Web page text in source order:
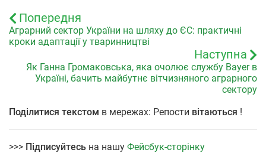
Попередня
Аграрний сектор України на шляху до ЄС: практичні
кроки адаптації у тваринництві
Наступна
Як Ганна Громаковська, яка очолює службу Bayer в
Україні, бачить майбутнє вітчизняного аграрного
сектору
Поділитися текстом в мережах: Репости вітаються !
>>> Підписуйтесь на нашу Фейсбук-сторінку